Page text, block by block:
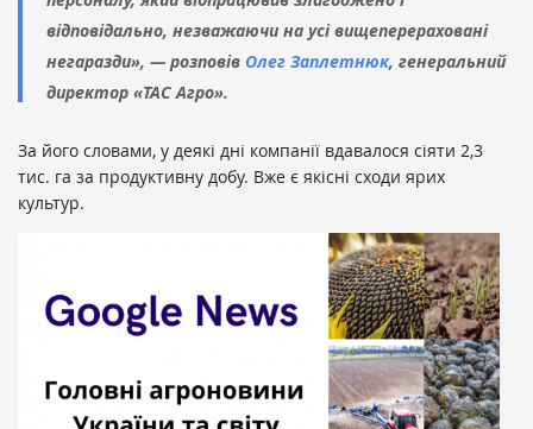
відповідально, незважаючи на усі вищеперераховані
негаразди», — розповів Олег Заплетнюк, генеральний
директор «ТАС Агро».
За його словами, у деякі дні компанії вдавалося сіяти 2,3
тис. га за продуктивну добу. Вже є якісні сходи ярих
культур.